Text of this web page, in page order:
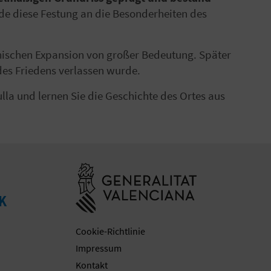
diese Festung an die Besonderheiten des
Expansion von großer Bedeutung. Später
Friedens verlassen wurde.
und lernen Sie die Geschichte des Ortes aus
Cookie-Richtlinie
Impressum
Kontakt